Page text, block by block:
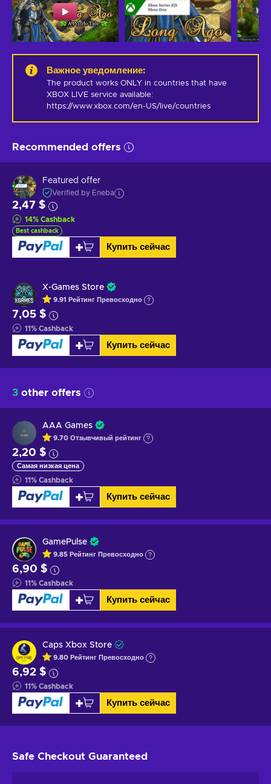
Важное уведомление:
The product works ONLY in countries that have
XBOX LIVE service available:
https://www.xbox.com/en-US/live/countries
Recommended offers
Featured offer
Verified by Eneba
2,47 $
14% Cashback
Best cashback
Купить сейчас
X-Games Store
9.91 Рейтинг Превосходно
7,05 $
11% Cashback
Купить сейчас
3 other offers
AAA Games
9.70 Отзывчивый рейтинг
2,20 $
Самая низкая цена
11% Cashback
Купить сейчас
GamePulse
9.85 Рейтинг Превосходно
6,90 $
11% Cashback
Купить сейчас
Caps Xbox Store
9.80 Рейтинг Превосходно
6,92 $
11% Cashback
Купить сейчас
Safe Checkout Guaranteed